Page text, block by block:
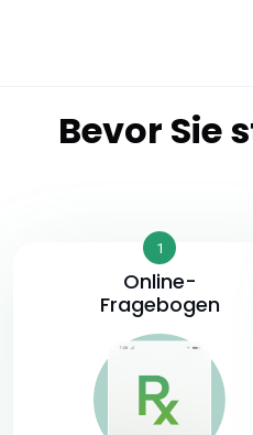
Bevor Sie
1
Online-
Fragebogen